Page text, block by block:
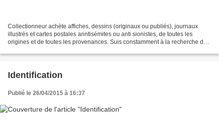
Collectionneur achète affiches, dessins (originaux ou publiés), journaux
illustrés et cartes postales anntisémites ou anti sionistes, de toutes les
origines et de toutes les provenances. Suis constamment à la recherche de
Identification
Publié le 26/04/2015 à 16:37